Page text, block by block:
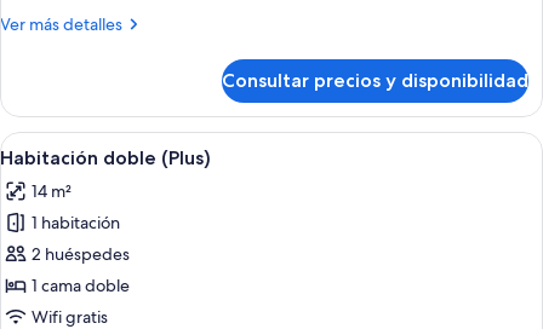
Plus)
Ver más detalles
Más
individual
(Solo
Plus)
Consultar precios y disponibilidad
Abrir
todas
las
fotos
de
Habitación
doble
Una habitación de hotel moderna
3
Habitación doble (Plus)
14 m²
1 habitación
2 huéspedes
1 cama doble
Wifi gratis